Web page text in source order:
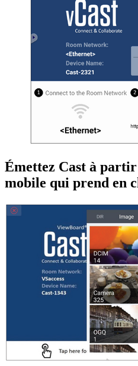
Émettez Cast à
mobile qui prend en